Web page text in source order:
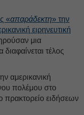
«απαράδεκτη» την
ειρηνευτική
μια
τέλος
αμερικανική
πολέμου στο
πρακτορείο ειδήσεων